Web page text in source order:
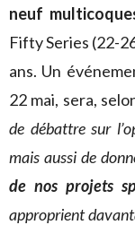
neuf
Fifty Series (22-
ans. Un
22 mai, sera,
de débattre sur
mais aussi de
de nos projets
approprient